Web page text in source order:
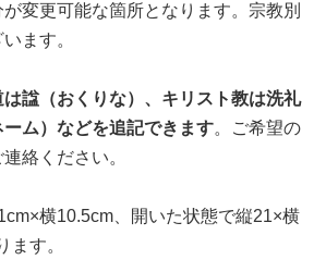
変更可能な箇所となります。宗教別
ます。
諡（おくりな）、キリスト教は洗礼
ム）などを追記できます。ご希望の
絡ください。
横10.5cm、開いた状態で縦21×横
ます。